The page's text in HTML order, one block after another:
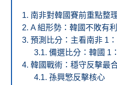
南非對韓國賽前重點整
A 組形勢：韓國不敗有
預測比分：主看南非 1
備選比分：韓國 1
韓國戰術：穩守反擊最
孫興慜反擊核心